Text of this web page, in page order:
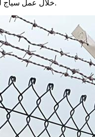
خلال عمل سياج لمنع الرعي الجائر وزيادة الغطاء النباتي.